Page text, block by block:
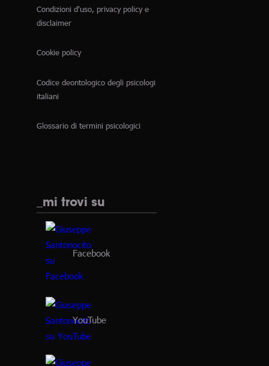
Condizioni d'uso, privacy policy e
disclaimer
Cookie policy
Codice deontologico degli psicologi
italiani
Glossario di termini psicologici
_mi trovi su
Facebook
YouTube